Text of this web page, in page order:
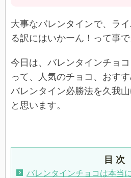
大事なバレンタインで、ラ
る訳にはいかーん！って事で
今日は、バレンタインチョ
って、人気のチョコ、おす
バレンタイン必勝法を久我
と思います。
目 次
バレンタインチョコは本当